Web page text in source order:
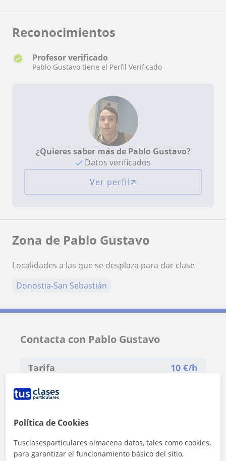
Reconocimientos
Profesor verificado
Pablo Gustavo tiene el Perfil Verificado
¿Quieres saber más de Pablo Gustavo?
Datos verificados
Ver perfil
Zona de Pablo Gustavo
Localidades a las que se desplaza para dar clase
Donostia-San Sebastián
Contacta con Pablo Gustavo
Tarifa 10 €/h
1ª clase gratis
Política de Cookies
Tusclasesparticulares almacena datos, tales como cookies,
para garantizar el funcionamiento básico del sitio,